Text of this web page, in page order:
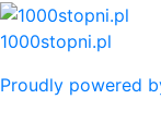
Skip
to
1000stopni.pl
Proudly powered